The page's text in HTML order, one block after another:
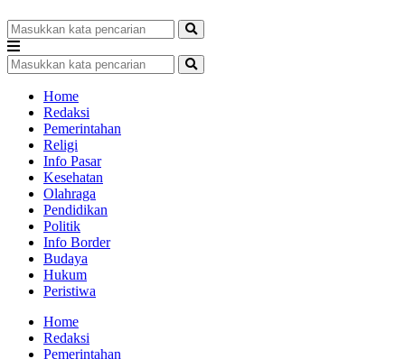
Home
Redaksi
Pemerintahan
Religi
Info Pasar
Kesehatan
Olahraga
Pendidikan
Politik
Info Border
Budaya
Hukum
Peristiwa
Home
Redaksi
Pemerintahan